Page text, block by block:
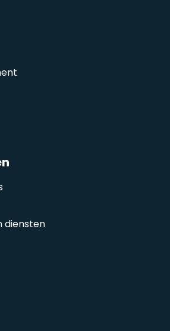
diensten